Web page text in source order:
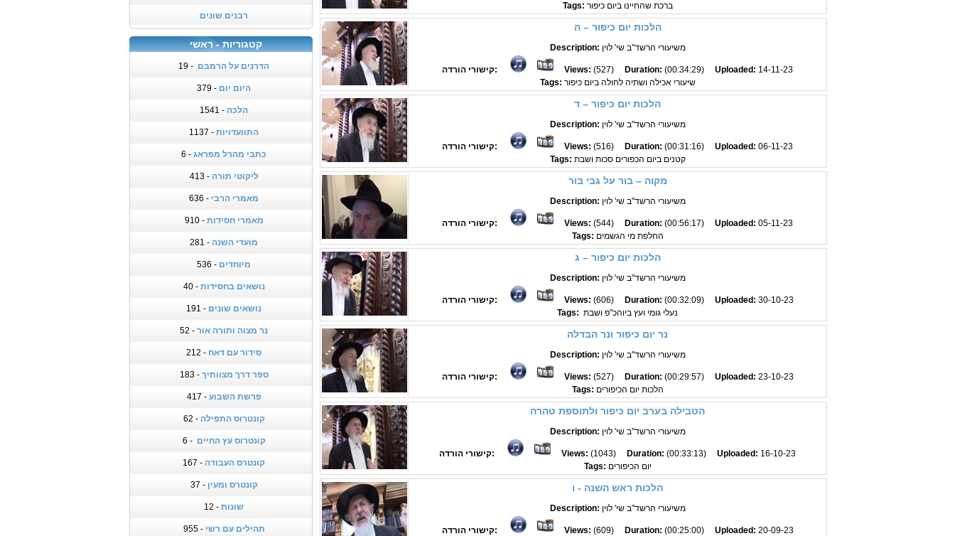
רבנים שונים
קטגוריות - ראשי
הדרנים על הרמבם - 19
היום יום - 379
הלכה - 1541
התוועדויות - 1137
כתבי מהרל מפראג - 6
ליקוטי תורה - 413
מאמרי הרבי - 636
מאמרי חסידות - 910
מועדי השנה - 281
מיוחדים - 536
נושאים בחסידות - 40
נושאים שונים - 191
נר מצוה ותורה אור - 52
סידור עם דאח - 212
ספר דרך מצוותיך - 183
פרשת השבוע - 417
קונטרוס התפילה - 62
קונטרוס עץ החיים - 6
קונטרס העבודה - 167
קונטרס ומעין - 37
שונות - 12
תהילים עם רשי - 955
Tags: ברכת שהחיינו ביום כיפור
הלכות יום כיפור – ה
Description: משיעורי הרשד"ב שי' לוין
קישורי הורדה: Views: (527) Duration: (00:34:29) Uploaded: 14-11-23
Tags: שיעורי אכילה ושתיה לחולה ביום כיפור
הלכות יום כיפור – ד
Description: משיעורי הרשד"ב שי' לוין
קישורי הורדה: Views: (516) Duration: (00:31:16) Uploaded: 06-11-23
Tags: קטנים ביום הכפורים סכות ושבת
מקוה – בור על גבי בור
Description: משיעורי הרשד"ב שי' לוין
קישורי הורדה: Views: (544) Duration: (00:56:17) Uploaded: 05-11-23
Tags: החלפת מי הגשמים
הלכות יום כיפור – ג
Description: משיעורי הרשד"ב שי' לוין
קישורי הורדה: Views: (606) Duration: (00:32:09) Uploaded: 30-10-23
Tags: נעלי גומי ועץ ביוהכ"פ ושבת
נר יום כיפור ונר הבדלה
Description: משיעורי הרשד"ב שי' לוין
קישורי הורדה: Views: (527) Duration: (00:29:57) Uploaded: 23-10-23
Tags: הלכות יום הכיפורים
הטבילה בערב יום כיפור ולתוספת טהרה
Description: משיעורי הרשד"ב שי' לוין
קישורי הורדה: Views: (1043) Duration: (00:33:13) Uploaded: 16-10-23
Tags: יום הכיפורים
הלכות ראש השנה - ו
Description: משיעורי הרשד"ב שי' לוין
קישורי הורדה: Views: (609) Duration: (00:25:00) Uploaded: 20-09-23